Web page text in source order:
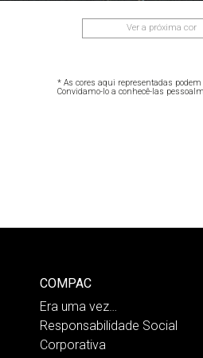
Ver a próxima cor
* As cores aqui representadas
Convidamo-lo a conhecê-las
COMPAC
Era uma vez…
Responsabilidade Social
Corporativa